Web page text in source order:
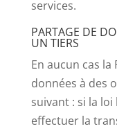
services.
PARTAGE DE
UN TIERS
En aucun cas
données à des
suivant : si la loi
effectuer la